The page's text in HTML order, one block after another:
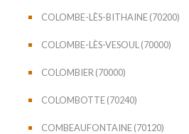
COLOMBE-LÈS-BITHAINE (70200)
COLOMBE-LÈS-VESOUL (70000)
COLOMBIER (70000)
COLOMBOTTE (70240)
COMBEAUFONTAINE (70120)